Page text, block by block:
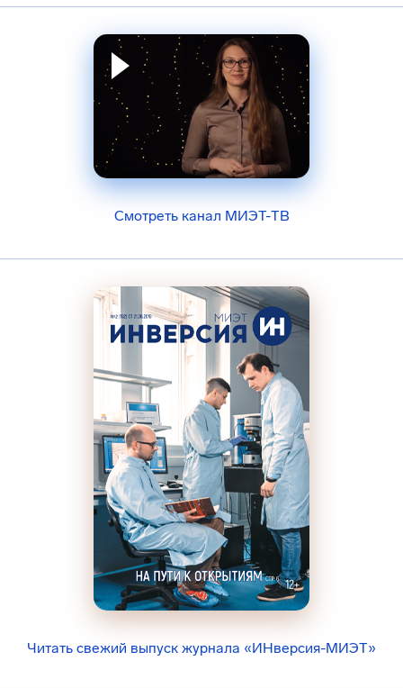
Смотреть канал МИЭТ-ТВ
Читать свежий выпуск журнала «ИНверсия-МИЭТ»